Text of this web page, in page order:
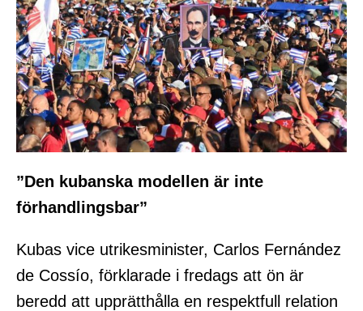
”Den kubanska modellen är inte
förhandlingsbar”
Kubas vice utrikesminister, Carlos Fernández
de Cossío, förklarade i fredags att ön är
beredd att upprätthålla en respektfull relation